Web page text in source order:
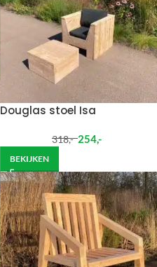
Douglas stoel Isa
318,- 254,-
BEKIJKEN